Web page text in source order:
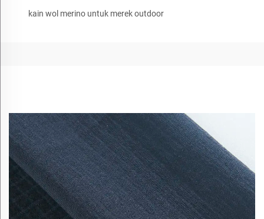
kain wol merino untuk merek outdoor